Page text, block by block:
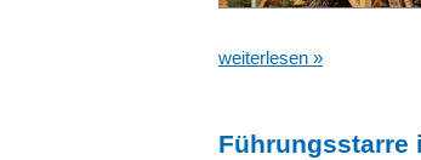
weiterlesen »
Führungsstarre